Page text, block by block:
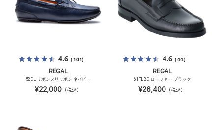
4.6（101）
REGAL
52DL リボンスリッポン ネイビー
¥22,000（税込）
4.6（44）
REGAL
61FLBD ローファー ブラック
¥26,400 （税込）